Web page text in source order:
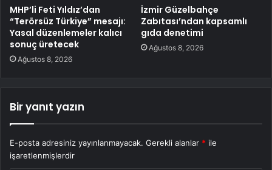
MHP’li Feti Yıldız’dan
“Terörsüz Türkiye” mesajı:
Yasal düzenlemeler kalıcı
sonuç üretecek
Ağustos 8, 2026
İzmir Güzelbahçe
Zabıtası’ndan kapsamlı
gıda denetimi
Ağustos 8, 2026
Bir yanıt yazın
E-posta adresiniz yayınlanmayacak. Gerekli alanlar * ile
işaretlenmişlerdir